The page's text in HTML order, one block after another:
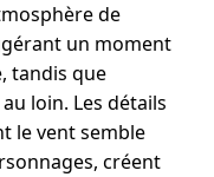
de
un moment
tandis que
loin. Les détails
le vent semble
créent